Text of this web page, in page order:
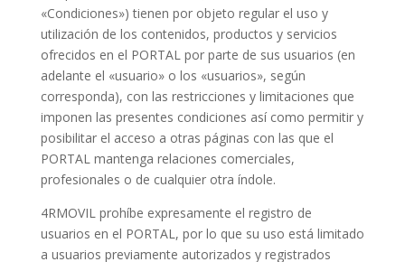
«Condiciones») tienen por objeto regular el uso y
utilización de los contenidos, productos y servicios
ofrecidos en el PORTAL por parte de sus usuarios (en
adelante el «usuario» o los «usuarios», según
corresponda), con las restricciones y limitaciones que
imponen las presentes condiciones así como permitir y
posibilitar el acceso a otras páginas con las que el
PORTAL mantenga relaciones comerciales,
profesionales o de cualquier otra índole.
4RMOVIL prohíbe expresamente el registro de
usuarios en el PORTAL, por lo que su uso está limitado
a usuarios previamente autorizados y registrados